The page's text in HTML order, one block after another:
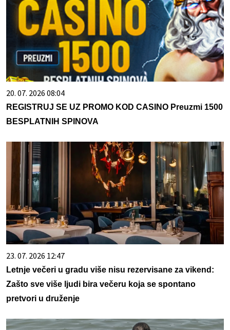
20. 07. 2026 08:04
REGISTRUJ SE UZ PROMO KOD CASINO Preuzmi 1500
BESPLATNIH SPINOVA
23. 07. 2026 12:47
Letnje večeri u gradu više nisu rezervisane za vikend:
Zašto sve više ljudi bira večeru koja se spontano
pretvori u druženje